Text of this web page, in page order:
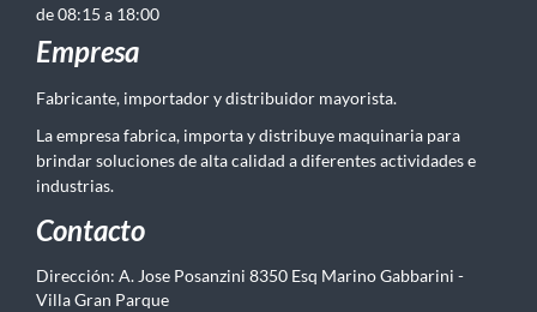
de 08:15 a 18:00
Empresa
Fabricante, importador y distribuidor mayorista.
La empresa fabrica, importa y distribuye maquinaria para
brindar soluciones de alta calidad a diferentes actividades e
industrias.
Contacto
Dirección: A. Jose Posanzini 8350 Esq Marino Gabbarini -
Villa Gran Parque